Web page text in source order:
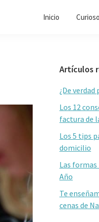
Inicio Curioso
Barra
lateral
Artículos
¿De
Los 12
factura de
Los 5 tips
domicilio
Las formas
Año
Te
cenas de